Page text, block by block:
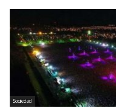
Sociedad